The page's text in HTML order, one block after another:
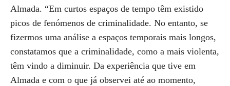
Almada. “Em curtos espaços de tempo têm existido
picos de fenómenos de criminalidade. No entanto, se
fizermos uma análise a espaços temporais mais longos,
constatamos que a criminalidade, como a mais violenta,
têm vindo a diminuir. Da experiência que tive em
Almada e com o que já observei até ao momento,